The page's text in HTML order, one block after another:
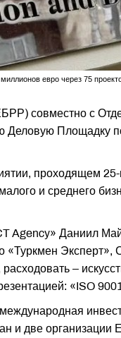
евро через 75
совместно с
Площадку
проходящем
и среднего
Agency» Даниил
«Туркмен Эксперт»,
–
«ISO
и две